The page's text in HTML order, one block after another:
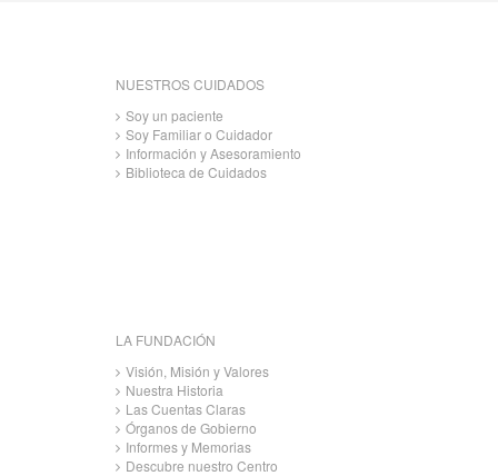
NUESTROS CUIDADOS
Soy un paciente
Soy Familiar o Cuidador
Información y Asesoramiento
Biblioteca de Cuidados
LA FUNDACIÓN
Visión, Misión y Valores
Nuestra Historia
Las Cuentas Claras
Órganos de Gobierno
Informes y Memorias
Descubre nuestro Centro